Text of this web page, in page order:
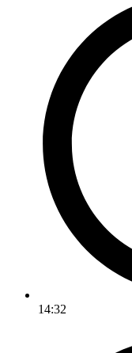
14:32